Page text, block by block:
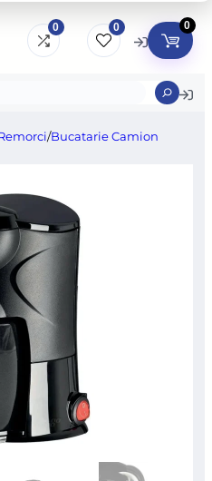
0 0 0
/Bucatarie Camion